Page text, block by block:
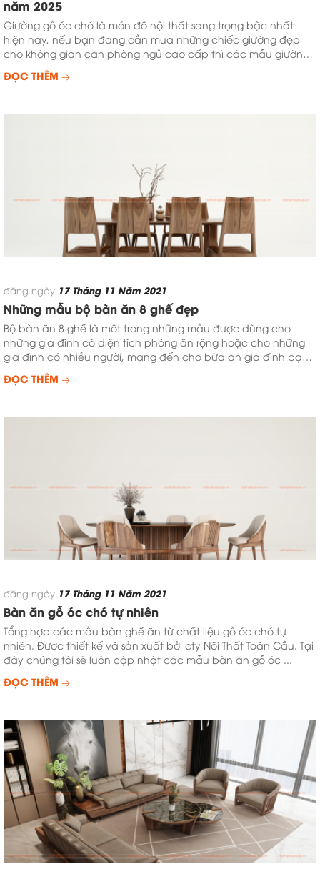
năm 2025
Giường gỗ óc chó là món đồ nội thất sang trọng bậc nhất
hiện nay, nếu bạn đang cần mua những chiếc giường đẹp
cho không gian căn phòng ngủ cao cấp thì các mẫu giường
ĐỌC THÊM
đăng ngày 17 Tháng 11 Năm 2021
Những mẫu bộ bàn ăn 8 ghế đẹp
Bộ bàn ăn 8 ghế là một trong những mẫu được dùng cho
những gia đình có diện tích phòng ăn rộng hoặc cho những
gia đình có nhiều người, mang đến cho bữa ăn gia đình bạn
ĐỌC THÊM
đăng ngày 17 Tháng 11 Năm 2021
Bàn ăn gỗ óc chó tự nhiên
Tổng hợp các mẫu bàn ghế ăn từ chất liệu gỗ óc chó tự
nhiên. Được thiết kế và sản xuất bởi cty Nội Thất Toàn Cầu. Tại
đây chúng tôi sẽ luôn cập nhật các mẫu bàn ăn gỗ óc ...
ĐỌC THÊM